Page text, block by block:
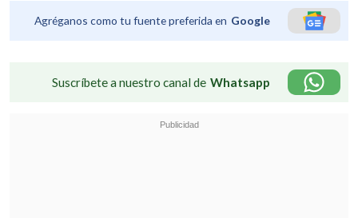
Agréganos como tu fuente preferida en Google
Suscríbete a nuestro canal de Whatsapp